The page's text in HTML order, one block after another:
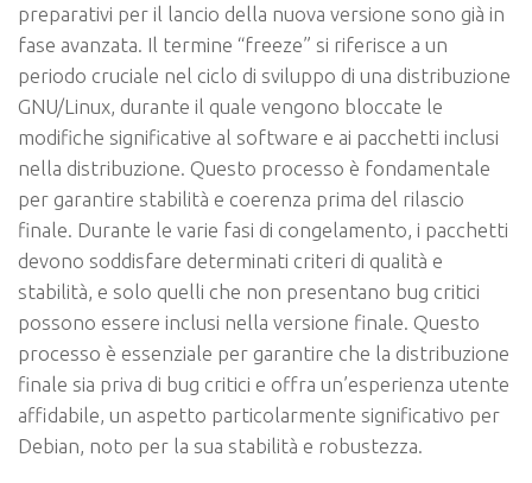
preparativi per il lancio della nuova versione sono già in
fase avanzata. Il termine “freeze” si riferisce a un
periodo cruciale nel ciclo di sviluppo di una distribuzione
GNU/Linux, durante il quale vengono bloccate le
modifiche significative al software e ai pacchetti inclusi
nella distribuzione. Questo processo è fondamentale
per garantire stabilità e coerenza prima del rilascio
finale. Durante le varie fasi di congelamento, i pacchetti
devono soddisfare determinati criteri di qualità e
stabilità, e solo quelli che non presentano bug critici
possono essere inclusi nella versione finale. Questo
processo è essenziale per garantire che la distribuzione
finale sia priva di bug critici e offra un’esperienza utente
affidabile, un aspetto particolarmente significativo per
Debian, noto per la sua stabilità e robustezza.